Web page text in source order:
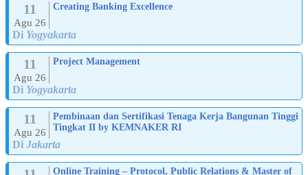
11
Agu 26
Creating Banking Excellence
Di Yogyakarta
11
Agu 26
Project Management
Di Yogyakarta
11
Agu 26
Pembinaan dan Sertifikasi Tenaga Kerja Bangunan Tinggi
Tingkat II by KEMNAKER RI
Di Jakarta
Online Training – Protocol, Public Relations & Master of